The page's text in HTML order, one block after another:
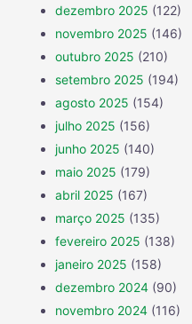
dezembro 2025 (122)
novembro 2025 (146)
outubro 2025 (210)
setembro 2025 (194)
agosto 2025 (154)
julho 2025 (156)
junho 2025 (140)
maio 2025 (179)
abril 2025 (167)
março 2025 (135)
fevereiro 2025 (138)
janeiro 2025 (158)
dezembro 2024 (90)
novembro 2024 (116)